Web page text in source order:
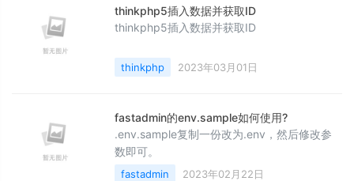
时间戳。这样做有个特别大的问题，这种删除
后使用find和selete方法，全部都查询不到数
联当前数据则无法查询到，可能会导致
thinkphp5插入数据并获取ID
thinkphp5插入数据并获取ID
thinkphp 2023年03月01日
fastadmin的env.sample如何使用?
.env.sample复制一份改为.env，然后修改参
数即可。
fastadmin 2023年02月22日